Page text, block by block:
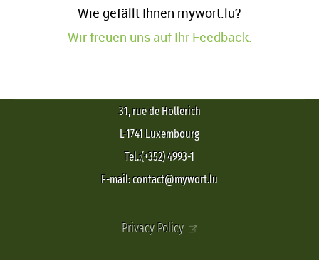
Wie gefällt Ihnen mywort.lu?
Wir freuen uns auf Ihr Feedback.
31, rue de Hollerich
L-1741 Luxembourg
Tel.:(+352) 4993-1
E-mail: contact@mywort.lu
Privacy Policy